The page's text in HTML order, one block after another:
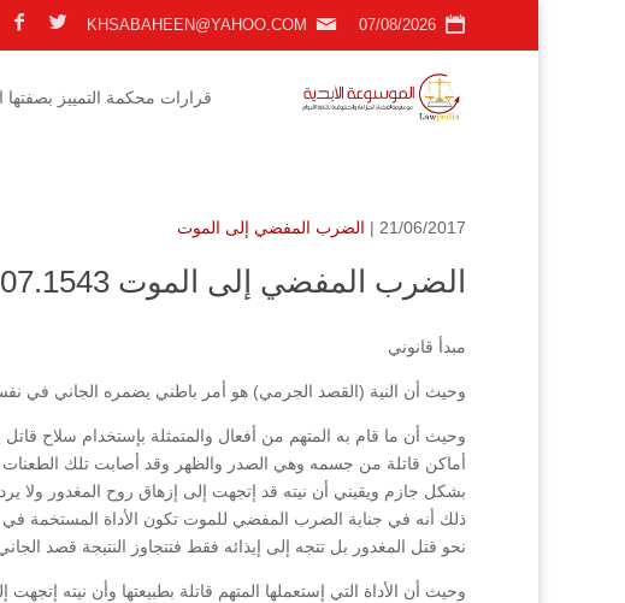
07/08/2026
KHSABAHEEN@YAHOO.COM
قرارات محكمة التمييز بصفتها
21/06/2017 | الضرب المفضي إلى الموت
الضرب المفضي إلى الموت g2007.1543
مبدأ قانوني
وحيث أن النية (القصد الجرمي) هو أمر باطني يضمره الجاني في
وحيث أن ما قام به المتهم من أفعال والمتمثلة بإستخدام سلاح
أماكن قاتلة من جسمه وهي الصدر والظهر وقد أصابت تلك الطعنات
بشكل جازم ويقيني أن نيته قد إتجهت إلى إزهاق روح المغدور ولا
ذلك أنه في جناية الضرب المفضي للموت تكون الأداة المستخمة في
نحو قتل المغدور بل تتجه إلى إيذائه فقط فتتجاوز النتيجة قصد الجاني وتحدث الوفاة
وحيث أن الأداة التي إستعملها المتهم قاتلة بطبيعتها وأن نيته